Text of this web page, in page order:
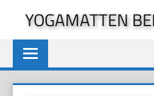
springen
YOGAMATTEN